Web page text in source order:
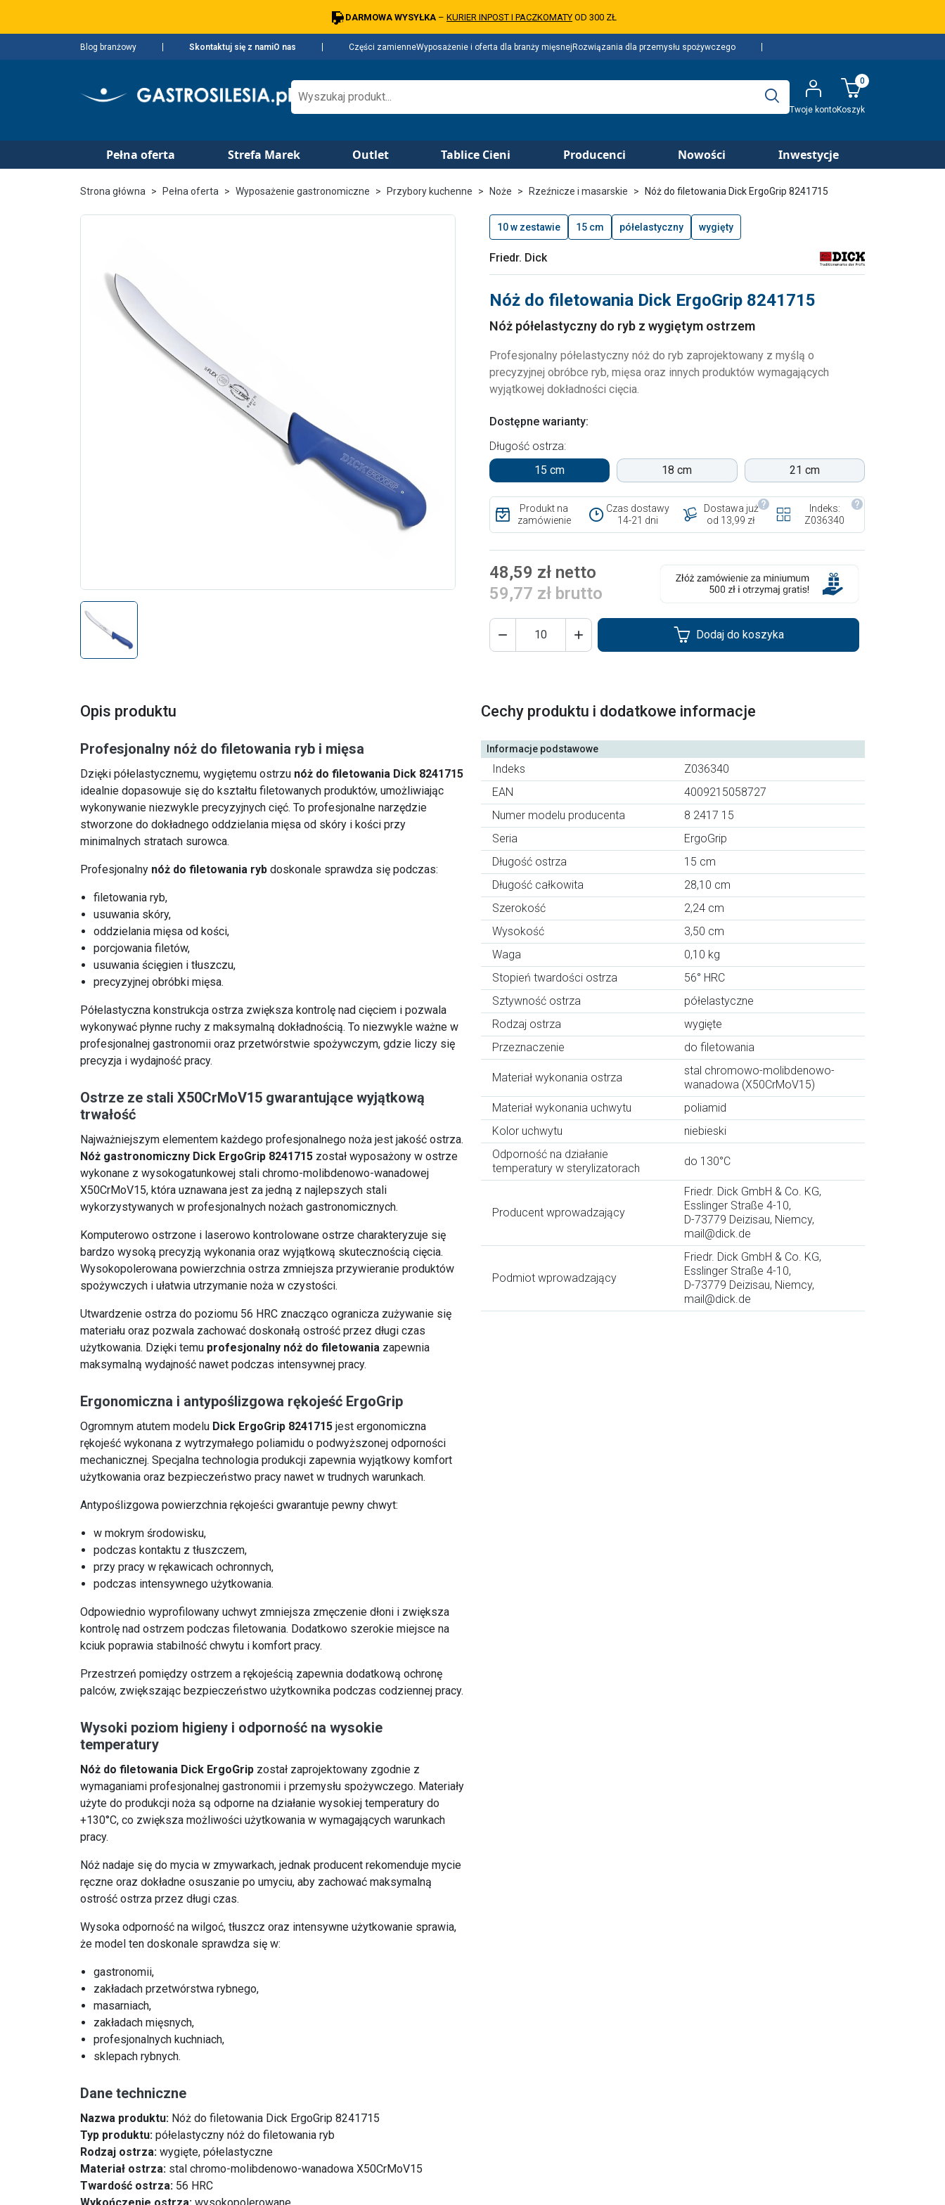
DARMOWA WYSYŁKA – KURIER INPOST I PACZKOMATY OD 300 ZŁ
Blog branżowy Skontaktuj się z namiO nas Części zamienneWyposażenie i oferta dla branży mięsnejRozwiązania dla przemysłu spożywczego
Twoje kontoKoszyk
0
Pełna oferta Strefa Marek Outlet Tablice Cieni Producenci Nowości Inwestycje
Strona główna Pełna oferta Wyposażenie gastronomiczne Przybory kuchenne Noże Rzeźnicze i masarskie Nóż do filetowania Dick ErgoGrip 8241715
10 w zestawie 15 cm półelastyczny wygięty
Friedr. Dick
Nóż do filetowania Dick ErgoGrip 8241715
Nóż półelastyczny do ryb z wygiętym ostrzem
Profesjonalny półelastyczny nóż do ryb zaprojektowany z myślą o
precyzyjnej obróbce ryb, mięsa oraz innych produktów wymagających
wyjątkowej dokładności cięcia.
Dostępne warianty:
Długość ostrza:
15 cm
18 cm 21 cm
Produkt na
zamówienie
Czas dostawy
14-21 dni
Dostawa już
od 13,99 zł
Indeks:
Z036340
48,59 zł netto
59,77 zł brutto
  Dodaj do koszyka
Opis produktu
Profesjonalny nóż do filetowania ryb i mięsa
Dzięki półelastycznemu, wygiętemu ostrzu nóż do filetowania Dick 8241715
idealnie dopasowuje się do kształtu filetowanych produktów, umożliwiając
wykonywanie niezwykle precyzyjnych cięć. To profesjonalne narzędzie
stworzone do dokładnego oddzielania mięsa od skóry i kości przy
minimalnych stratach surowca.
Profesjonalny nóż do filetowania ryb doskonale sprawdza się podczas:
filetowania ryb,
usuwania skóry,
oddzielania mięsa od kości,
porcjowania filetów,
usuwania ścięgien i tłuszczu,
precyzyjnej obróbki mięsa.
Półelastyczna konstrukcja ostrza zwiększa kontrolę nad cięciem i pozwala
wykonywać płynne ruchy z maksymalną dokładnością. To niezwykle ważne w
profesjonalnej gastronomii oraz przetwórstwie spożywczym, gdzie liczy się
precyzja i wydajność pracy.
Ostrze ze stali X50CrMoV15 gwarantujące wyjątkową
trwałość
Najważniejszym elementem każdego profesjonalnego noża jest jakość ostrza.
Nóż gastronomiczny Dick ErgoGrip 8241715 został wyposażony w ostrze
wykonane z wysokogatunkowej stali chromo-molibdenowo-wanadowej
X50CrMoV15, która uznawana jest za jedną z najlepszych stali
wykorzystywanych w profesjonalnych nożach gastronomicznych.
Komputerowo ostrzone i laserowo kontrolowane ostrze charakteryzuje się
bardzo wysoką precyzją wykonania oraz wyjątkową skutecznością cięcia.
Wysokopolerowana powierzchnia ostrza zmniejsza przywieranie produktów
spożywczych i ułatwia utrzymanie noża w czystości.
Utwardzenie ostrza do poziomu 56 HRC znacząco ogranicza zużywanie się
materiału oraz pozwala zachować doskonałą ostrość przez długi czas
użytkowania. Dzięki temu profesjonalny nóż do filetowania zapewnia
maksymalną wydajność nawet podczas intensywnej pracy.
Ergonomiczna i antypoślizgowa rękojeść ErgoGrip
Ogromnym atutem modelu Dick ErgoGrip 8241715 jest ergonomiczna
rękojeść wykonana z wytrzymałego poliamidu o podwyższonej odporności
mechanicznej. Specjalna technologia produkcji zapewnia wyjątkowy komfort
użytkowania oraz bezpieczeństwo pracy nawet w trudnych warunkach.
Antypoślizgowa powierzchnia rękojeści gwarantuje pewny chwyt:
w mokrym środowisku,
podczas kontaktu z tłuszczem,
przy pracy w rękawicach ochronnych,
podczas intensywnego użytkowania.
Odpowiednio wyprofilowany uchwyt zmniejsza zmęczenie dłoni i zwiększa
kontrolę nad ostrzem podczas filetowania. Dodatkowo szerokie miejsce na
kciuk poprawia stabilność chwytu i komfort pracy.
Przestrzeń pomiędzy ostrzem a rękojeścią zapewnia dodatkową ochronę
palców, zwiększając bezpieczeństwo użytkownika podczas codziennej pracy.
Wysoki poziom higieny i odporność na wysokie
temperatury
Nóż do filetowania Dick ErgoGrip został zaprojektowany zgodnie z
wymaganiami profesjonalnej gastronomii i przemysłu spożywczego. Materiały
użyte do produkcji noża są odporne na działanie wysokiej temperatury do
+130°C, co zwiększa możliwości użytkowania w wymagających warunkach
pracy.
Nóż nadaje się do mycia w zmywarkach, jednak producent rekomenduje mycie
ręczne oraz dokładne osuszanie po umyciu, aby zachować maksymalną
ostrość ostrza przez długi czas.
Wysoka odporność na wilgoć, tłuszcz oraz intensywne użytkowanie sprawia,
że model ten doskonale sprawdza się w:
gastronomii,
zakładach przetwórstwa rybnego,
masarniach,
zakładach mięsnych,
profesjonalnych kuchniach,
sklepach rybnych.
Dane techniczne
Nazwa produktu: Nóż do filetowania Dick ErgoGrip 8241715
Typ produktu: półelastyczny nóż do filetowania ryb
Rodzaj ostrza: wygięte, półelastyczne
Materiał ostrza: stal chromo-molibdenowo-wanadowa X50CrMoV15
Twardość ostrza: 56 HRC
Wykończenie ostrza: wysokopolerowane
Cechy produktu i dodatkowe informacje
Informacje podstawowe
Indeks
Z036340
EAN
4009215058727
Numer modelu producenta
8 2417 15
Seria
ErgoGrip
Długość ostrza
15 cm
Długość całkowita
28,10 cm
Szerokość
2,24 cm
Wysokość
3,50 cm
Waga
0,10 kg
Stopień twardości ostrza
56° HRC
Sztywność ostrza
półelastyczne
Rodzaj ostrza
wygięte
Przeznaczenie
do filetowania
Materiał wykonania ostrza
stal chromowo-molibdenowo-
wanadowa (X50CrMoV15)
Materiał wykonania uchwytu
poliamid
Kolor uchwytu
niebieski
Odporność na działanie
temperatury w sterylizatorach
do 130°C
Producent wprowadzający
Friedr. Dick GmbH & Co. KG,
Esslinger Straße 4-10,
D-73779 Deizisau, Niemcy,
mail@dick.de
Podmiot wprowadzający
Friedr. Dick GmbH & Co. KG,
Esslinger Straße 4-10,
D-73779 Deizisau, Niemcy,
mail@dick.de